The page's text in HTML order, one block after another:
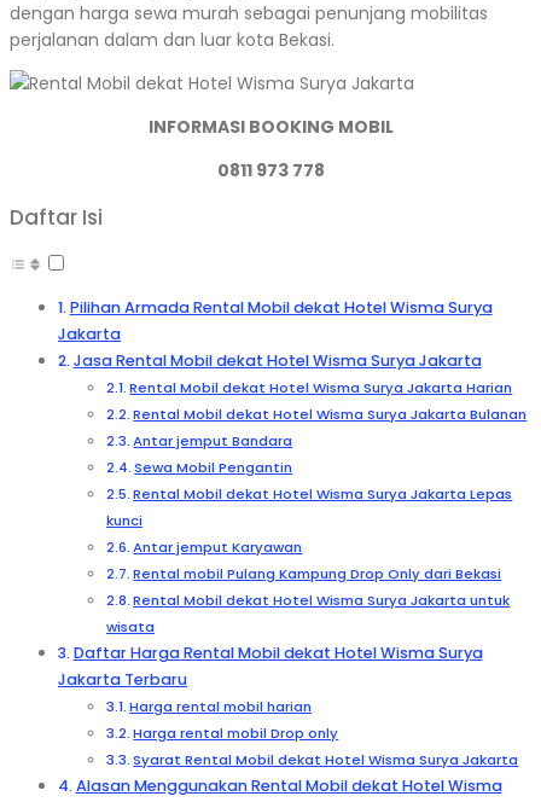
dengan harga sewa murah sebagai penunjang mobilitas
perjalanan dalam dan luar kota Bekasi.
INFORMASI BOOKING MOBIL
0811 973 778
Daftar Isi
Pilihan Armada Rental Mobil dekat Hotel Wisma Surya
Jakarta
Jasa Rental Mobil dekat Hotel Wisma Surya Jakarta
Rental Mobil dekat Hotel Wisma Surya Jakarta Harian
Rental Mobil dekat Hotel Wisma Surya Jakarta Bulanan
Antar jemput Bandara
Sewa Mobil Pengantin
Rental Mobil dekat Hotel Wisma Surya Jakarta Lepas
kunci
Antar jemput Karyawan
Rental mobil Pulang Kampung Drop Only dari Bekasi
Rental Mobil dekat Hotel Wisma Surya Jakarta untuk
wisata
Daftar Harga Rental Mobil dekat Hotel Wisma Surya
Jakarta Terbaru
Harga rental mobil harian
Harga rental mobil Drop only
Syarat Rental Mobil dekat Hotel Wisma Surya Jakarta
Alasan Menggunakan Rental Mobil dekat Hotel Wisma